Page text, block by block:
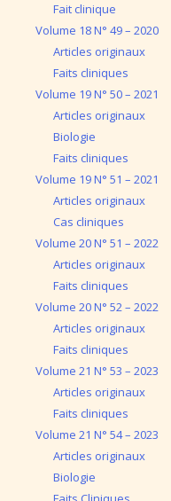
Fait clinique
Volume 18 N° 49 – 2020
Articles originaux
Faits cliniques
Volume 19 N° 50 – 2021
Articles originaux
Biologie
Faits cliniques
Volume 19 N° 51 – 2021
Articles originaux
Cas cliniques
Volume 20 N° 51 – 2022
Articles originaux
Faits cliniques
Volume 20 N° 52 – 2022
Articles originaux
Faits cliniques
Volume 21 N° 53 – 2023
Articles originaux
Faits cliniques
Volume 21 N° 54 – 2023
Articles originaux
Biologie